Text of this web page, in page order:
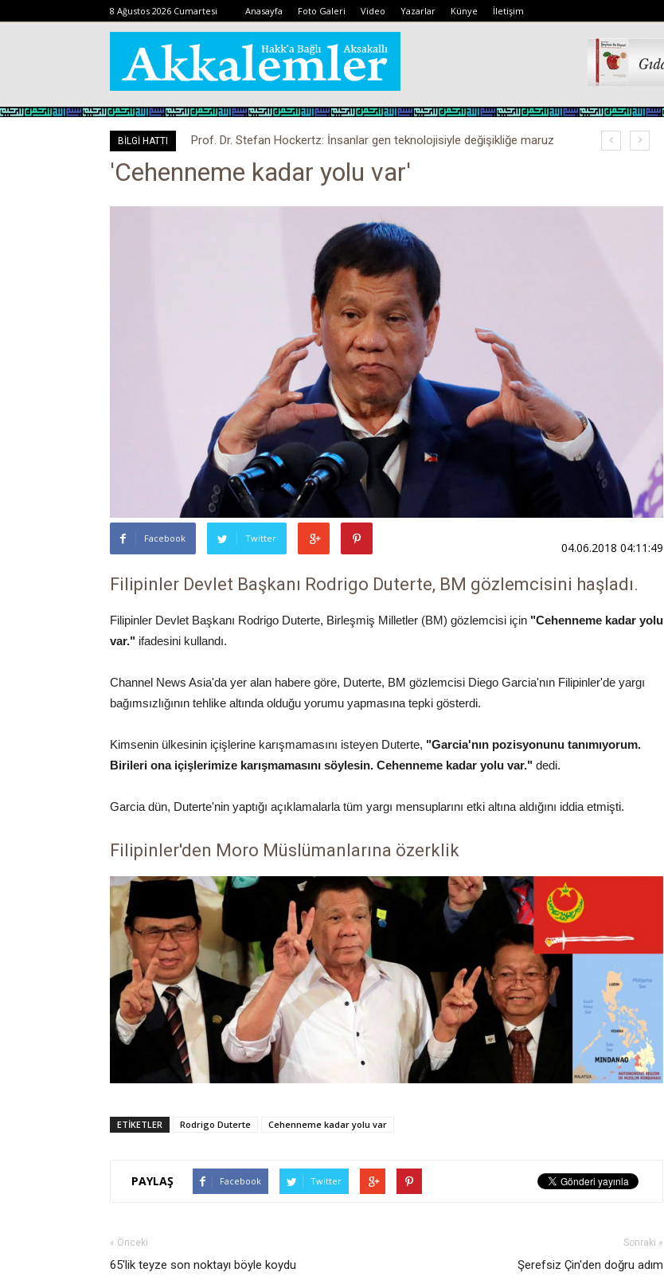
8 Ağustos 2026 Cumartesi Anasayfa Foto Galeri Video Yazarlar Künye İletişim
BİLGİ HATTI
Prof. Dr. Stefan Hockertz: İnsanlar gen teknolojisiyle değişikliğe maruz
Kovid-19 aşısı, devşirme ve kobay!
'Cehenneme kadar yolu var'
Facebook Twitter
04.06.2018 04:11:49
Filipinler Devlet Başkanı Rodrigo Duterte, BM gözlemcisini haşladı.
Filipinler Devlet Başkanı Rodrigo Duterte, Birleşmiş Milletler (BM) gözlemcisi için "Cehenneme kadar yolu
var." ifadesini kullandı.
Channel News Asia'da yer alan habere göre, Duterte, BM gözlemcisi Diego Garcia'nın Filipinler'de yargı
bağımsızlığının tehlike altında olduğu yorumu yapmasına tepki gösterdi.
Kimsenin ülkesinin içişlerine karışmamasını isteyen Duterte, "Garcia'nın pozisyonunu tanımıyorum.
Birileri ona içişlerimize karışmamasını söylesin. Cehenneme kadar yolu var." dedi.
Garcia dün, Duterte'nin yaptığı açıklamalarla tüm yargı mensuplarını etki altına aldığını iddia etmişti.
Filipinler'den Moro Müslümanlarına özerklik
ETİKETLER Rodrigo Duterte Cehenneme kadar yolu var
PAYLAŞ Facebook Twitter
« Önceki
65'lik teyze son noktayı böyle koydu
Sonraki »
Şerefsiz Çin'den doğru adım